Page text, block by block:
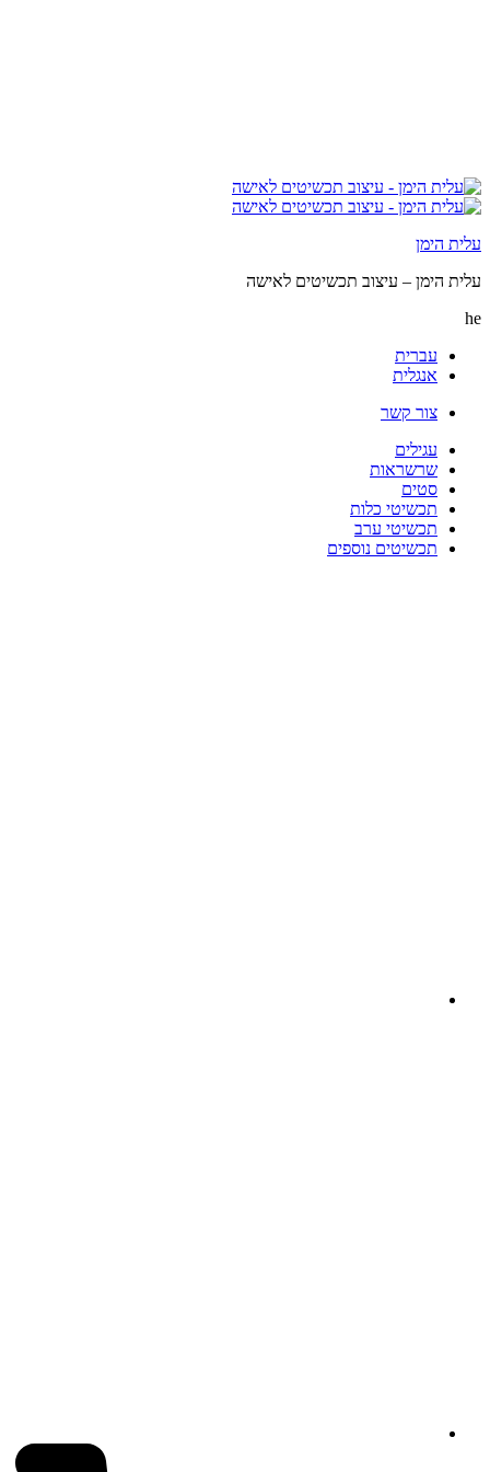
עלית הימן
עלית הימן – עיצוב תכשיטים לאישה
he
עברית
אנגלית
צור קשר
עגילים
שרשראות
סטים
תכשיטי כלות
תכשיטי ערב
תכשיטים נוספים